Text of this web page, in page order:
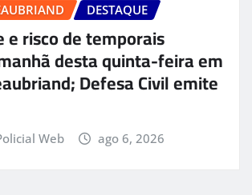
DESTAQUE
e risco de temporais
desta quinta-feira em
Defesa Civil emite
Web ago 6, 2026